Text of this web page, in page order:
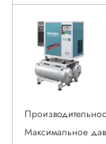
Максимальное